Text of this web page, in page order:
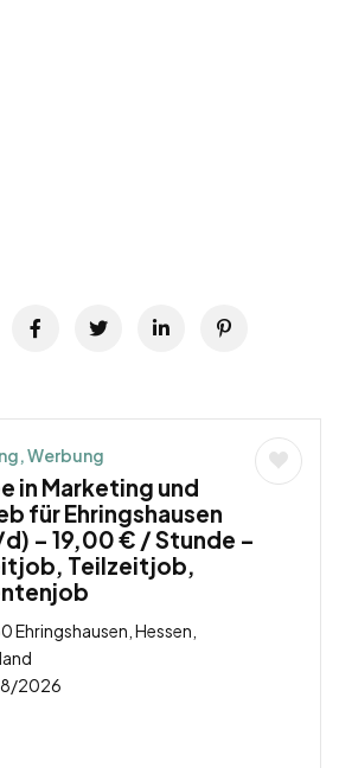
Werbung
in Marketing und
für Ehringshausen
– 19,00 € / Stunde –
Teilzeitjob,
Ehringshausen, Hessen,
2026